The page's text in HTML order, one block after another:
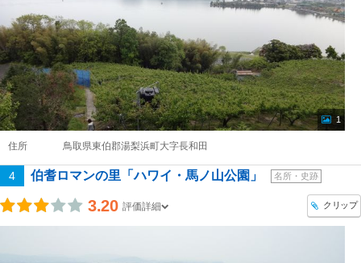
1
住所 鳥取県東伯郡湯梨浜町大字長和田
4 伯耆ロマンの里「ハワイ・馬ノ山公園」 名所・史跡
3.20 評価詳細 クリップ